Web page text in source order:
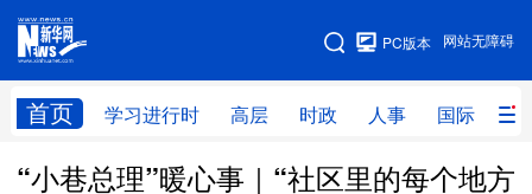
网站无障碍
PC版本
首页 学习进行时 高层 时政 人事 国际 财
网站地图
学习进行时 高层 时政 人事
“小巷总理”暖心事｜“社区里的每个地方